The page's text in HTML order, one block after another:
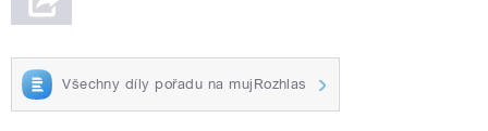
Všechny díly pořadu na mujRozhlas